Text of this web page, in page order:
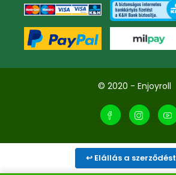
© 2020 - Enjoyroll
↩ Elállás a